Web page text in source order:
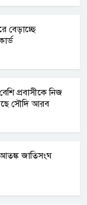
বেড়াচ্ছে
প্রবাসীকে নিজ
সৌদি আরব
আতঙ্ক জাতিসংঘ